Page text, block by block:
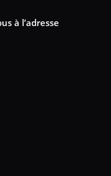
à l’adresse